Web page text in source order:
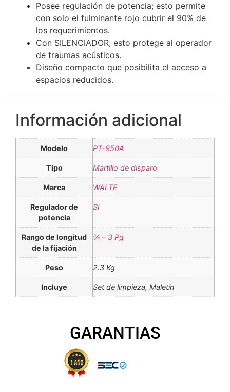
Posee regulación de potencia; esto permite
con solo el fulminante rojo cubrir el 90% de
los requerimientos.
Con SILENCIADOR; esto protege al operador
de traumas acústicos.
Diseño compacto que posibilita el acceso a
espacios reducidos.
Información adicional
Modelo PT-950A
Tipo Martillo de disparo
Marca WALTE
Regulador de
potencia
Si
Rango de longitud
de la fijación
¾ – 3 Pg
Peso 2.3 Kg
Incluye Set de limpieza, Maletín
GARANTIAS